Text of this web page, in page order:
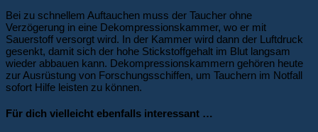
Bei zu schnellem Auftauchen muss der Taucher ohne
Verzögerung in eine Dekompressionskammer, wo er mit
Sauerstoff versorgt wird. In der Kammer wird dann der Luftdruck
gesenkt, damit sich der hohe Stickstoffgehalt im Blut langsam
wieder abbauen kann. Dekompressionskammern gehören heute
zur Ausrüstung von Forschungsschiffen, um Tauchern im Notfall
sofort Hilfe leisten zu können.
Für dich vielleicht ebenfalls interessant …